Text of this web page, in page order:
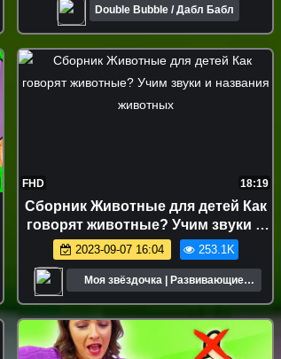
Double Bubble / Дабл Бабл
FHD 18:19
Сборник Животные для детей Как
говорят животные? Учим звуки и
названия животных
2023-09-07 16:04 253.1K
Моя звёздочка | Развивающие
мультики для детей